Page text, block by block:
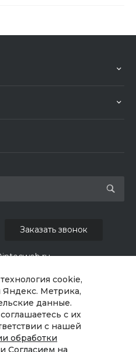
cookie,
Яндекс. Метрика,
данные.
с их
с нашей
обработки
и Согласием на
д.93, оф. 6
Заказать звонок